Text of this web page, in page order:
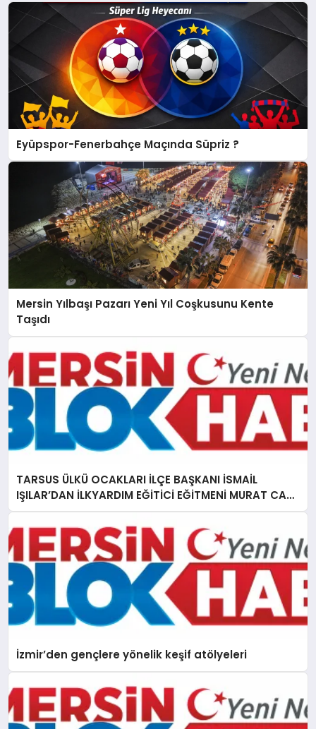
Eyüpspor-Fenerbahçe Maçında Süpriz ?
Mersin Yılbaşı Pazarı Yeni Yıl Coşkusunu Kente
Taşıdı
TARSUS ÜLKÜ OCAKLARI İLÇE BAŞKANI İSMAİL
IŞILAR’DAN İLKYARDIM EĞİTİCİ EĞİTMENİ MURAT CAN
FİDAN’A ZİYARET
İzmir’den gençlere yönelik keşif atölyeleri